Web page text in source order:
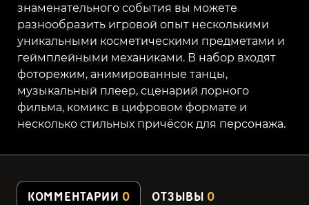
знаменательного события вы можете
разнообразить игровой опыт несколькими
уникальными косметическими предметами и
геймплейными механиками. В набор входят
фоторежим, анимированные танцы,
музыкальный плеер, сценарий лорного
фильма, комикс в цифровом формате и
несколько стильных причёсок для персонажа.
КОММЕНТАРИИ 0 ОТЗЫВЫ 0